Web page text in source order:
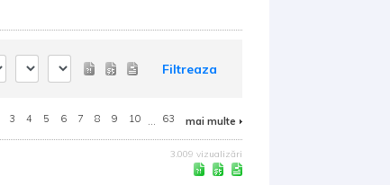
Filtreaza
3 4 5 6 7 8 9 10 ... 63 mai multe
3.009 vizualizări